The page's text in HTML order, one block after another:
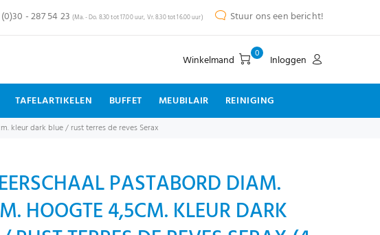
- 287 54 23 (Ma. - Do. 8.30 tot 17.00 uur, Vr. 8.30 tot 16.00 uur) Stuur ons een bericht!
Winkelmand 0 Inloggen
TAFELARTIKELEN BUFFET MEUBILAIR REINIGING
kleur dark blue / rust terres de reves Serax
PASTABORD DIAM.
HOOGTE 4,5CM. KLEUR DARK